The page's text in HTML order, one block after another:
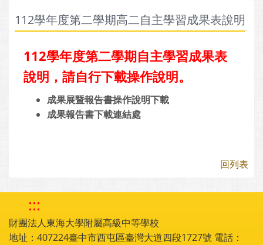
112學年度第二學期高二自主學習成果表說明
112學年度第二學期自主學習成果表
說明，請自行下載操作說明。
成果展暨報告書操作說明下載
成果報告書下載連結處
回列表
:::
財團法人東海大學附屬高級中等學校
地址：407224臺中市西屯區臺灣大道四段1727號 電話：